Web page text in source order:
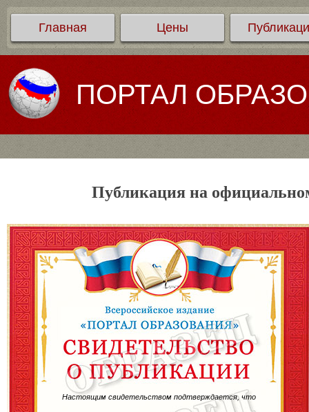
Главная Цены
ПОРТАЛ
Публикация на
Настоящим свидетельством подтверждается, что